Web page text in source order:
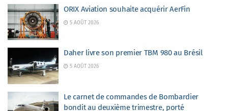
ORIX Aviation souhaite acquérir AerFin
5 AOÛT 2026
Daher livre son premier TBM 980 au Brésil
5 AOÛT 2026
Le carnet de commandes de Bombardier
bondit au deuxième trimestre, porté